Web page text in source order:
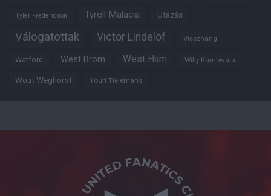
Tyler Fredericson Tyrell Malacia Utazás
Válogatottak Victor Lindelöf Visszhang
Watford West Brom West Ham Willy Kambwala
Wout Weghorst Youri Tielemans